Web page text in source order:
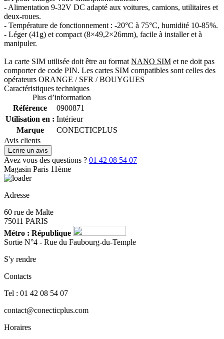
- Alimentation 9-32V DC adapté aux voitures, camions, utilitaires et
deux-roues.
- Température de fonctionnement : -20°C à 75°C, humidité 10-85%.
- Léger (41g) et compact (8×49,2×26mm), facile à installer et à
manipuler.
La carte SIM utilisée doit être au format NANO SIM et ne doit pas
comporter de code PIN. Les cartes SIM compatibles sont celles des
opérateurs ORANGE / SFR / BOUYGUES
Caractéristiques techniques
Plus d’information
Référence
0900871
Utilisation en : Intérieur
Marque
CONECTICPLUS
Avis clients
Ecrire un avis
Avez vous des questions ? 01 42 08 54 07
Magasin Paris 11ème
Adresse
60 rue de Malte
75011 PARIS
Métro : République
Sortie N°4 - Rue du Faubourg-du-Temple
S'y rendre
Contacts
Tel : 01 42 08 54 07
contact@conecticplus.com
Horaires